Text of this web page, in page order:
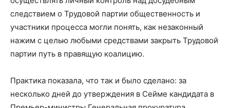
следствием о Трудовой партии общественность и
участники процесса могли понять, как незаконный
нажим с целью любыми средствами закрыть Трудовой
партии путь в правящую коалицию.
Практика показала, что так и было сделано: за
несколько дней до утверждения в Сейме кандидата в